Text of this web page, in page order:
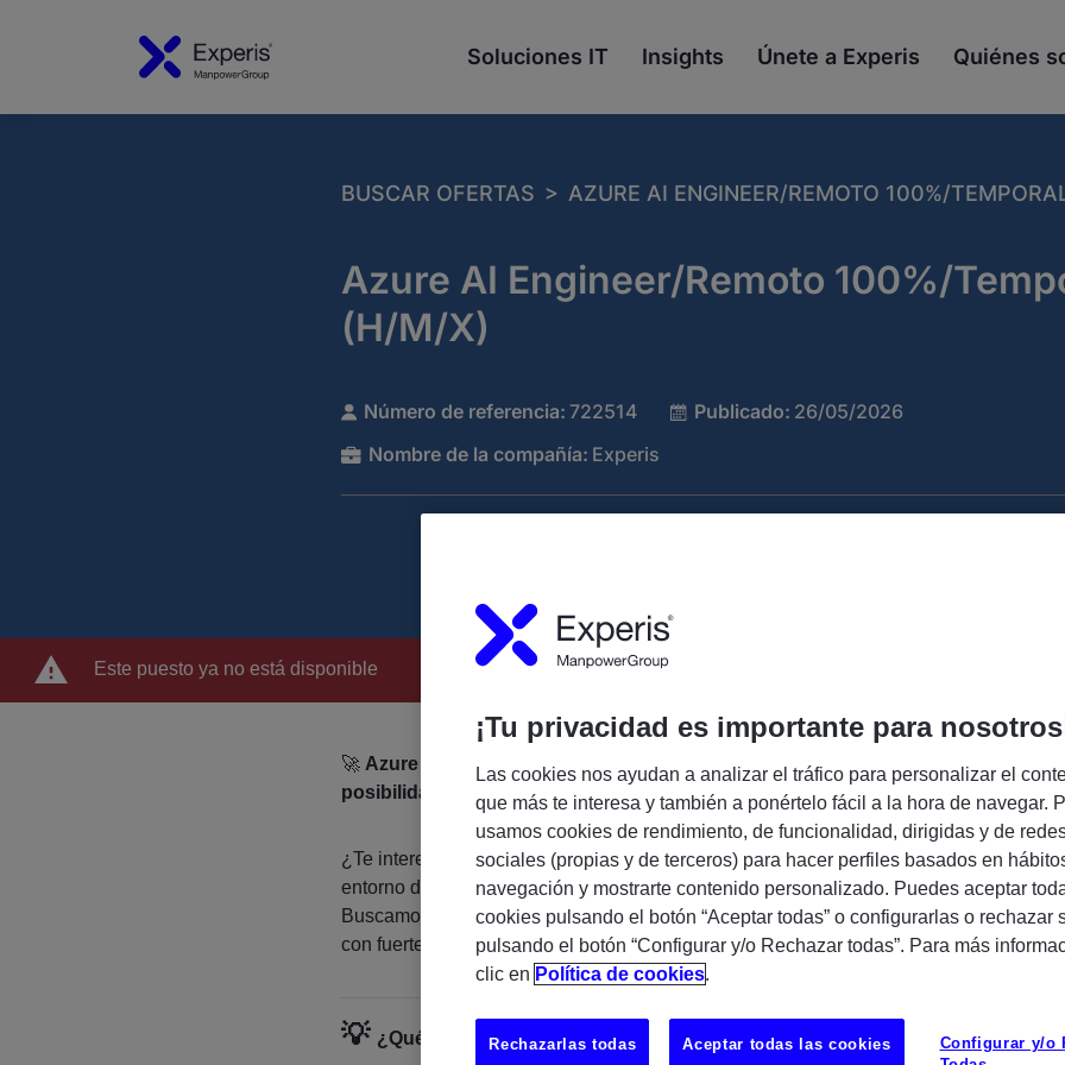
Soluciones IT Insights Únete a Experis Quiénes
BUSCAR OFERTAS > AZURE AI ENGINEER/REMOTO 100%/
Azure AI Engineer/Remoto 100%/
(H/M/X)
Número de referencia: 722514 Publicado: 26/05/2026
Nombre de la compañía: Experis
Este puesto ya no está disponible
🚀 Azure AI Engineer | Remoto 100%| Proyecto hasta 2026 con
posibilidad de continuidad
¿Te interesa trabajar conAzure, IA y tecnologías punterasen un
entorno dinámico y con impacto real? 👀
Buscamos un perfilAzure AI Engineerpara un proyecto estable
con fuerte componente de innovación.
💡 ¿Qué harás?
¡Tu privacidad es importante para
Las cookies nos ayudan a analizar el tráfico para personalizar el
que más te interesa y también a ponértelo fácil a la hora de navegar.
usamos cookies de rendimiento, de funcionalidad, dirigidas y de
sociales (propias y de terceros) para hacer perfiles basados en
navegación y mostrarte contenido personalizado. Puedes aceptar
cookies pulsando el botón “Aceptar todas” o configurarlas o rechazar
pulsando el botón “Configurar y/o Rechazar todas”. Para más
clic en Política de cookies.
Configurar y/o
Rechazarlas todas Aceptar todas las cookies